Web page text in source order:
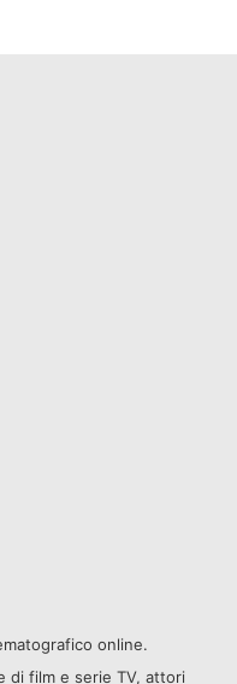
online.
di film e serie TV, attori